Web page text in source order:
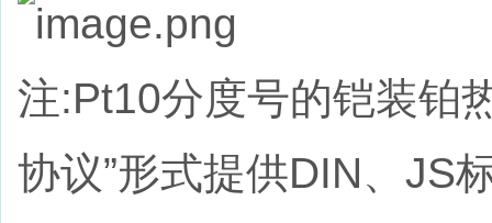
注:Pt10分度号的铠装铂
协议”形式提供DIN、JS